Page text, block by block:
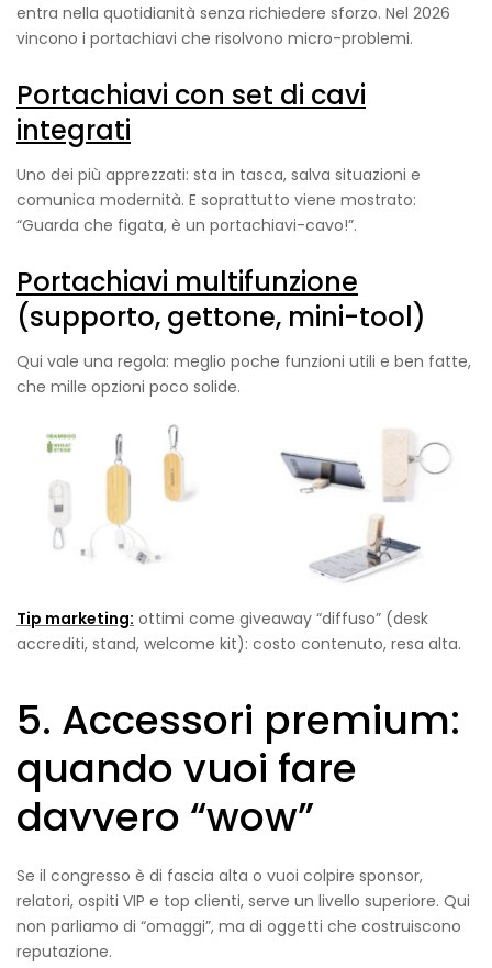
entra nella quotidianità senza richiedere sforzo. Nel 2026
vincono i portachiavi che risolvono micro-problemi.
Portachiavi con set di cavi
integrati
Uno dei più apprezzati: sta in tasca, salva situazioni e
comunica modernità. E soprattutto viene mostrato:
“Guarda che figata, è un portachiavi-cavo!”.
Portachiavi multifunzione
(supporto, gettone, mini-tool)
Qui vale una regola: meglio poche funzioni utili e ben fatte,
che mille opzioni poco solide.
Tip marketing: ottimi come giveaway “diffuso” (desk
accrediti, stand, welcome kit): costo contenuto, resa alta.
5. Accessori premium:
quando vuoi fare
davvero “wow”
Se il congresso è di fascia alta o vuoi colpire sponsor,
relatori, ospiti VIP e top clienti, serve un livello superiore. Qui
non parliamo di “omaggi”, ma di oggetti che costruiscono
reputazione.